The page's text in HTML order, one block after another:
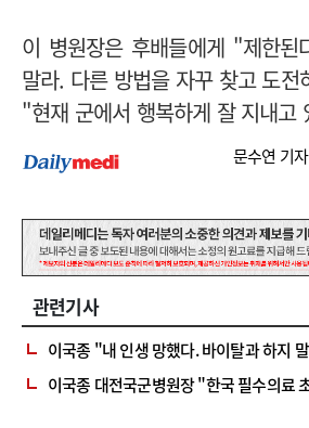
이 병원장은 후배들에게 "제한된
말라. 다른 방법을 자꾸 찾고 도
"현재 군에서 행복하게 잘 지내고
문수연 기
관련기사
이국종 "내 인생 망했다. 바이탈과 하지
이국종 대전국군병원장 "한국 필수의료